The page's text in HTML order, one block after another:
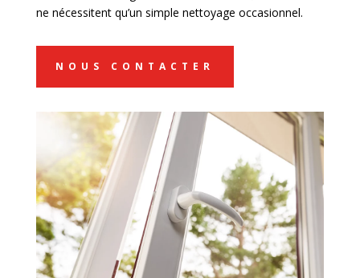
ne nécessitent qu’un simple nettoyage occasionnel.
NOUS CONTACTER